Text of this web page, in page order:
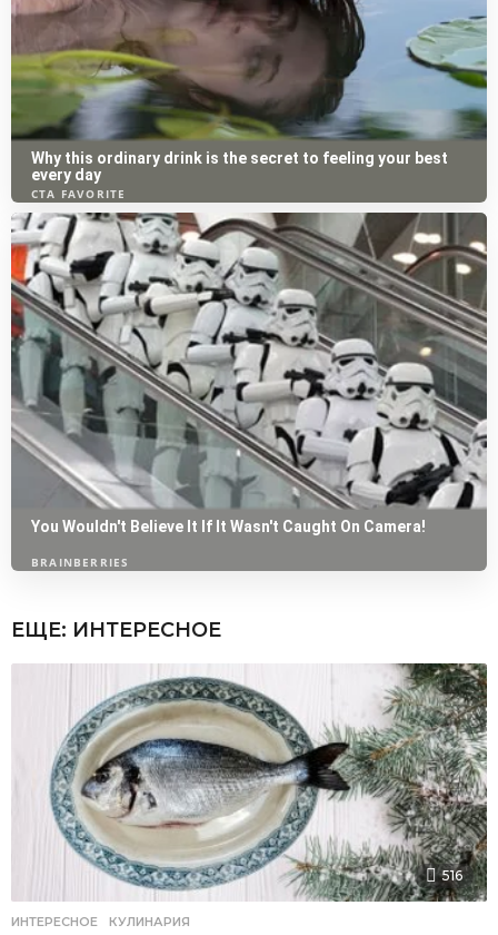
ЕЩЕ: ИНТЕРЕСНОЕ
516
ИНТЕРЕСНОЕ ,КУЛИНАРИЯ